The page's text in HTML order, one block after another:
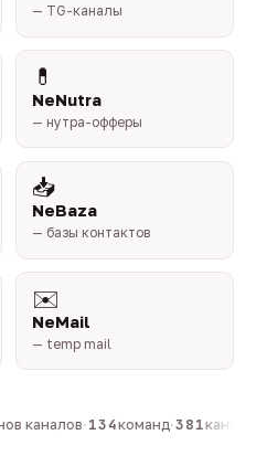
— TG-каналы
💊
NeNutra
— нутра-офферы
📥
NeBaza
— базы контактов
✉️
NeMail
— temp mail
каналов·134команд·381